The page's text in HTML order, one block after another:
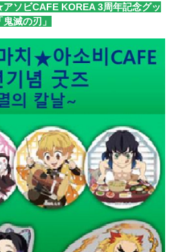
ソビCAFE KOREA 3周年記念グッ
鬼滅の刃」